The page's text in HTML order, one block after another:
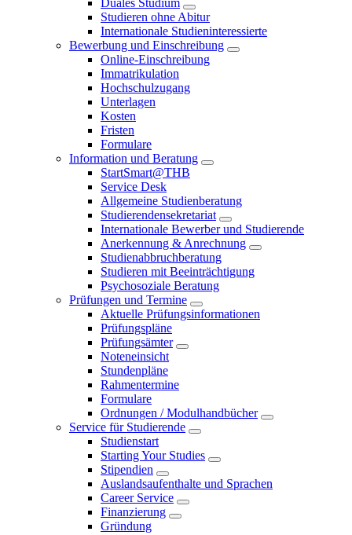
Duales Studium
Studieren ohne Abitur
Internationale Studieninteressierte
Bewerbung und Einschreibung
Online-Einschreibung
Immatrikulation
Hochschulzugang
Unterlagen
Kosten
Fristen
Formulare
Information und Beratung
StartSmart@THB
Service Desk
Allgemeine Studienberatung
Studierendensekretariat
Internationale Bewerber und Studierende
Anerkennung & Anrechnung
Studienabbruchberatung
Studieren mit Beeinträchtigung
Psychosoziale Beratung
Prüfungen und Termine
Aktuelle Prüfungsinformationen
Prüfungspläne
Prüfungsämter
Noteneinsicht
Stundenpläne
Rahmentermine
Formulare
Ordnungen / Modulhandbücher
Service für Studierende
Studienstart
Starting Your Studies
Stipendien
Auslandsaufenthalte und Sprachen
Career Service
Finanzierung
Gründung